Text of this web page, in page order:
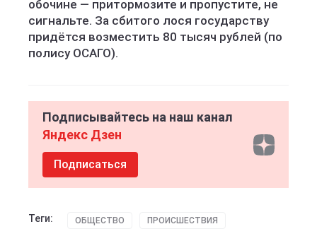
обочине — притормозите и пропустите, не
сигнальте. За сбитого лося государству
придётся возместить 80 тысяч рублей (по
полису ОСАГО).
Подписывайтесь на наш канал
Яндекс Дзен
Подписаться
Теги: ОБЩЕСТВО ПРОИСШЕСТВИЯ